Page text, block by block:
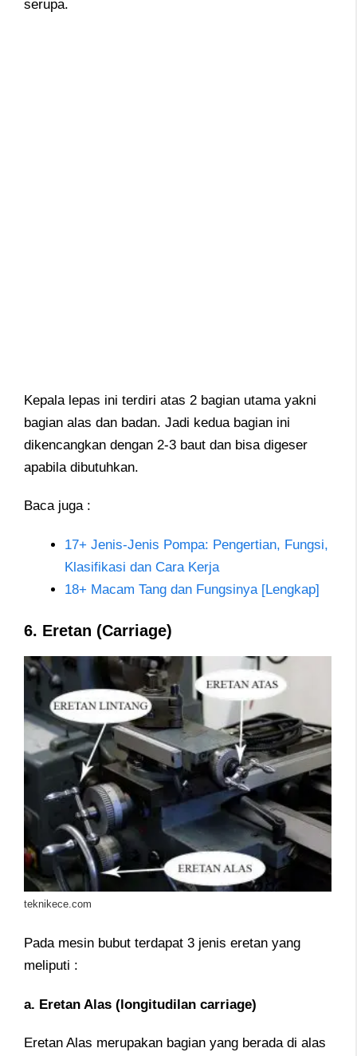
serupa.
Kepala lepas ini terdiri atas 2 bagian utama yakni
bagian alas dan badan. Jadi kedua bagian ini
dikencangkan dengan 2-3 baut dan bisa digeser
apabila dibutuhkan.
Baca juga :
17+ Jenis-Jenis Pompa: Pengertian, Fungsi,
Klasifikasi dan Cara Kerja
18+ Macam Tang dan Fungsinya [Lengkap]
6. Eretan (Carriage)
teknikece.com
Pada mesin bubut terdapat 3 jenis eretan yang
meliputi :
a. Eretan Alas (longitudilan carriage)
Eretan Alas merupakan bagian yang berada di alas